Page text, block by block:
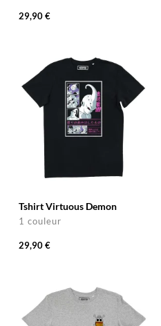
29,90 €
Tshirt Virtuous Demon
1 couleur
29,90 €